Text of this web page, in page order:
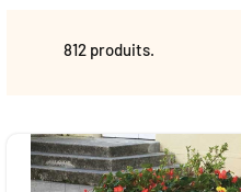
812 produits.